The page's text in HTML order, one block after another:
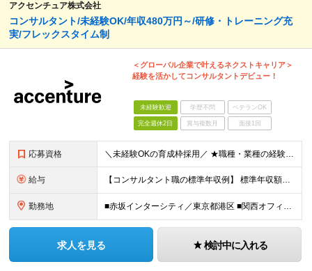
アクセンチュア株式会社
コンサルタント/未経験OK/年収480万円～/研修・トレーニング充
実/フレックスタイム制
＜グローバル企業で叶えるネクストキャリア＞
経験を活かしてコンサルタントデビュー！
未経験歓迎 学歴不問 ベテランOK
完全週休2日 賞与複数月 面接1回
応募資格 ＼未経験OKの育成枠採用／ ★職種・業種の経験は不問です！ ■大卒以上 ■35歳未満の方（長期キャリア形成のための例外事由 3号のイ） 第二新卒をはじめ、子育てなどのブランクを経て再度キャリアを築き
給与 【コンサルタント職の標準年収例】 標準年収額：6,630,000円（個人/法人業績賞与および各種手当を含んだ場合の理論値） 年額基本給：4,800,000円、月額基本給：400,000円（年額基本給1
勤務地 ■赤坂インターシティ／東京都港区 ■関西オフィス／大阪府大阪市北区 ■アクセンチュア・イノベーションセンター北海道／北海道札幌市 ■アクセンチュア・アドバンスト・テクノロジーセンター仙台／宮城県仙台市
求人を見る 検討中に入れる